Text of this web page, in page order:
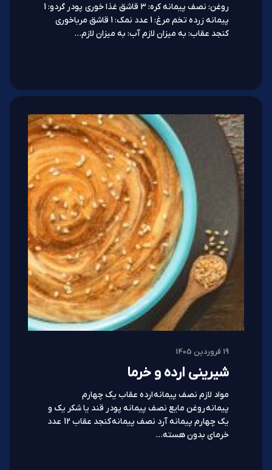
روغن: نصف پیمانه کره: 3 قاشق غذا خوری پودر گردو: 1
پیمانه زرده تخم مرغ: 1 عدد نمک: 1 قاشق مرباخوری
کنجد عقاب: به میزان لازم آب: به میزان لازم…
19 فروردین 1405
شیرینی ارده و خرما
مواد لازم نصف پیمانه ارده عقاب یک ‌چهارم
پیمانه روغن مایع نصف پیمانه پودر قند یا شکر یک و
یک چهارم پیمانه آرد نصف پیمانه کنجد عقاب 12 عدد
خرمای بدون هسته…